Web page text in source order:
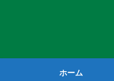
ホーム